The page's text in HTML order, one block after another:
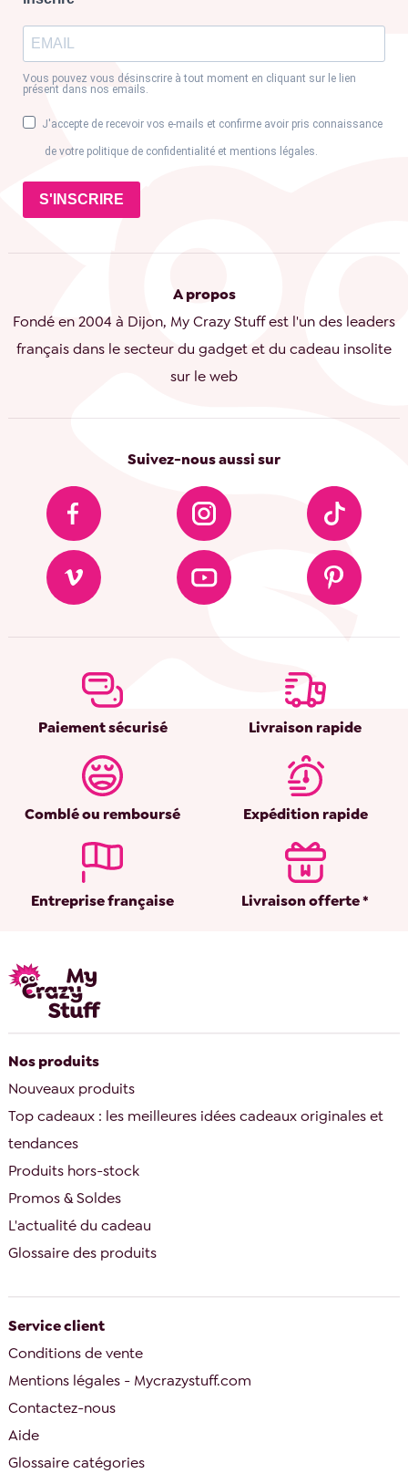
Vous pouvez vous désinscrire à tout moment en cliquant sur le lien
présent dans nos emails.
J'accepte de recevoir vos e-mails et confirme avoir pris connaissance
de votre politique de confidentialité et mentions légales.
S'INSCRIRE
A propos
Fondé en 2004 à Dijon, My Crazy Stuff est l'un des leaders
français dans le secteur du gadget et du cadeau insolite
sur le web
Suivez-nous aussi sur
Paiement sécurisé Livraison rapide
Comblé ou remboursé Expédition rapide
Entreprise française Livraison offerte *
Nos produits
Nouveaux produits
Top cadeaux : les meilleures idées cadeaux originales et
tendances
Produits hors-stock
Promos & Soldes
L'actualité du cadeau
Glossaire des produits
Service client
Conditions de vente
Mentions légales - Mycrazystuff.com
Contactez-nous
Aide
Glossaire catégories